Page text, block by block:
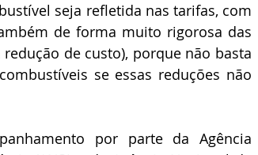
seja refletida nas tarifas, com
de forma muito rigorosa das
de custo), porque não basta
se essas reduções não
por parte da Agência